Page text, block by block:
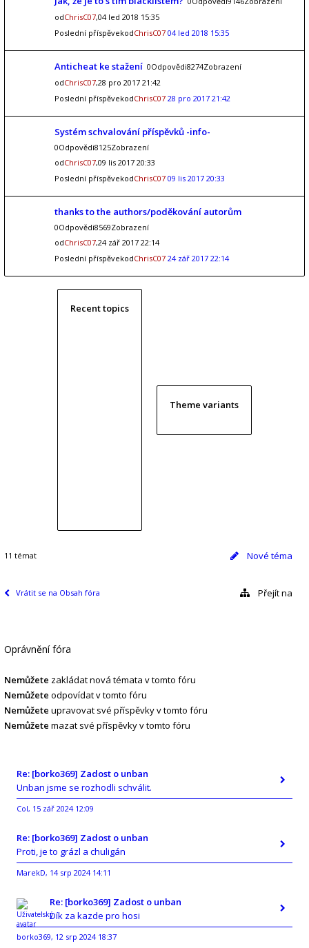
odChrisC07,04 led 2018 15:35
Poslední příspěvekodChrisC07 04 led 2018 15:35
Anticheat ke stažení 0Odpovědi8274Zobrazení
odChrisC07,28 pro 2017 21:42
Poslední příspěvekodChrisC07 28 pro 2017 21:42
Systém schvalování příspěvků -info-
0Odpovědi8125Zobrazení
odChrisC07,09 lis 2017 20:33
Poslední příspěvekodChrisC07 09 lis 2017 20:33
thanks to the authors/poděkování autorům
0Odpovědi8569Zobrazení
odChrisC07,24 zář 2017 22:14
Poslední příspěvekodChrisC07 24 zář 2017 22:14
Recent topics
Theme variants
Nové téma
11 témat
Vrátit se na Obsah fóra Přejít na
Oprávnění fóra
Nemůžete zakládat nová témata v tomto fóru
Nemůžete odpovídat v tomto fóru
Nemůžete upravovat své příspěvky v tomto fóru
Nemůžete mazat své příspěvky v tomto fóru
Re: [borko369] Zadost o unban
Unban jsme se rozhodli schválit.
Col, 15 zář 2024 12:09
Re: [borko369] Zadost o unban
Proti, je to grázl a chuligán
MarekD, 14 srp 2024 14:11
Re: [borko369] Zadost o unban
Dík za kazde pro hosi
borko369, 12 srp 2024 18:37